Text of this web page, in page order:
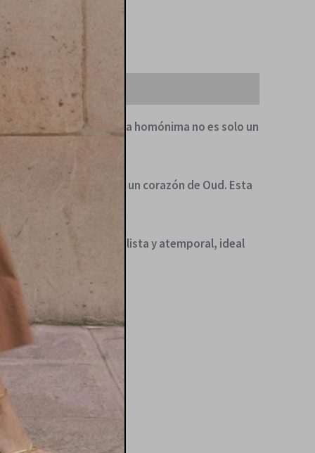
Nuestra vela homónima no es solo un
magistralmente con un corazón de Oud. Esta
en un diseño minimalista y atemporal, ideal